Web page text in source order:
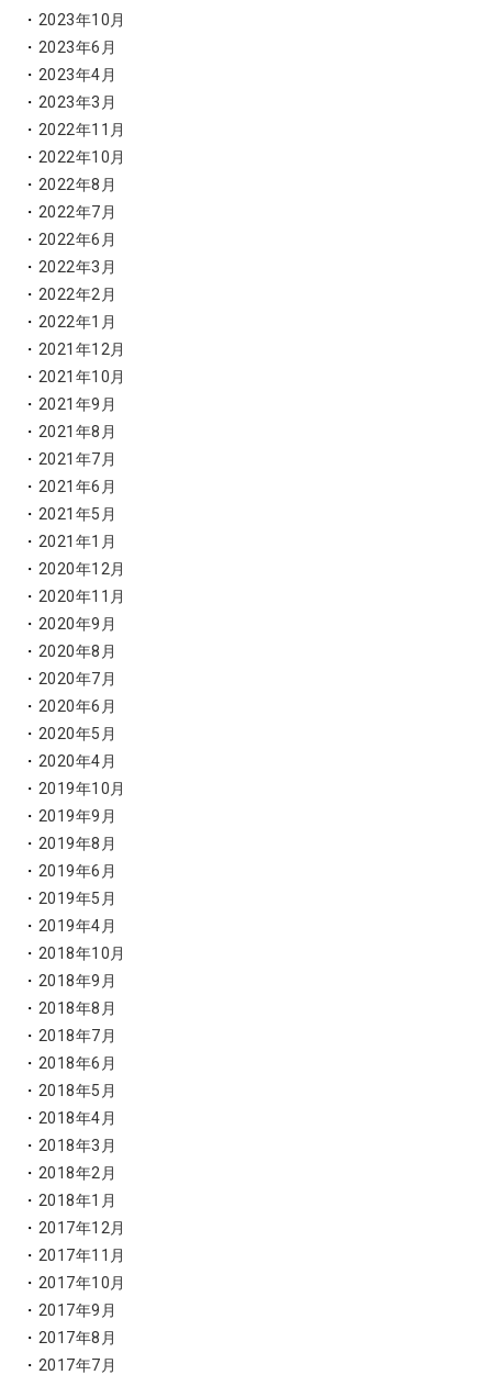
2023年10月
2023年6月
2023年4月
2023年3月
2022年11月
2022年10月
2022年8月
2022年7月
2022年6月
2022年3月
2022年2月
2022年1月
2021年12月
2021年10月
2021年9月
2021年8月
2021年7月
2021年6月
2021年5月
2021年1月
2020年12月
2020年11月
2020年9月
2020年8月
2020年7月
2020年6月
2020年5月
2020年4月
2019年10月
2019年9月
2019年8月
2019年6月
2019年5月
2019年4月
2018年10月
2018年9月
2018年8月
2018年7月
2018年6月
2018年5月
2018年4月
2018年3月
2018年2月
2018年1月
2017年12月
2017年11月
2017年10月
2017年9月
2017年8月
2017年7月